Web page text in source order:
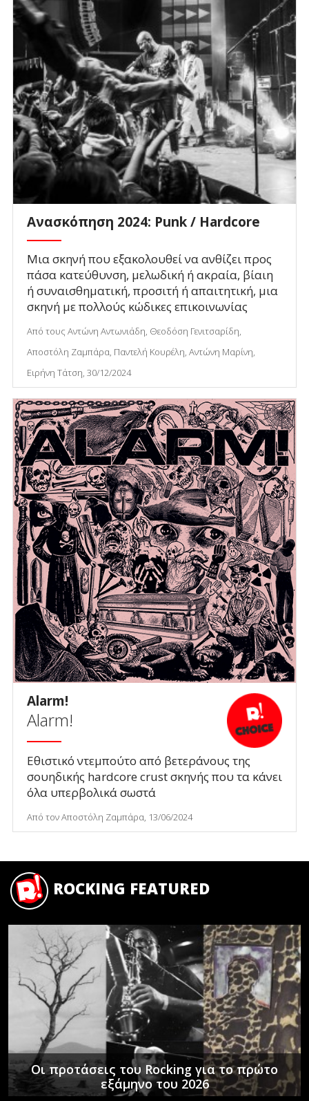
Ανασκόπηση 2024: Punk / Hardcore
Μια σκηνή που εξακολουθεί να ανθίζει προς
πάσα κατεύθυνση, μελωδική ή ακραία, βίαιη
ή συναισθηματική, προσιτή ή απαιτητική, μια
σκηνή με πολλούς κώδικες επικοινωνίας
Από τους Αντώνη Αντωνιάδη, Θεοδόση Γενιτσαρίδη,
Αποστόλη Ζαμπάρα, Παντελή Κουρέλη, Αντώνη Μαρίνη,
Ειρήνη Τάτση, 30/12/2024
Alarm!
Alarm!
Εθιστικό ντεμπούτο από βετεράνους της
σουηδικής hardcore crust σκηνής που τα κάνει
όλα υπερβολικά σωστά
Από τον Αποστόλη Ζαμπάρα, 13/06/2024
ROCKING FEATURED
Οι προτάσεις του Rocking για το πρώτο
εξάμηνο του 2026